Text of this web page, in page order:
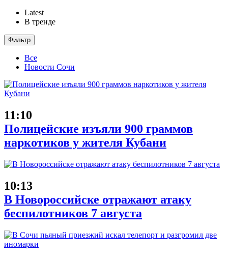
Latest
В тренде
Фильтр
Все
Новости Сочи
11:10
Полицейские изъяли 900 граммов
наркотиков у жителя Кубани
10:13
В Новороссийске отражают атаку
беспилотников 7 августа